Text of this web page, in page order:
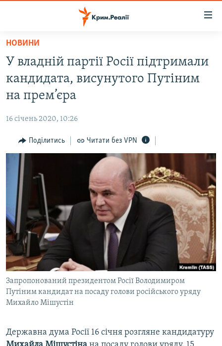
Перейти
основного
матеріалу
до
основної
Перейти
до
пошуку
ВОДА.КРИМ
ВІДЕО ТА ФОТО
БЛОГИ
ПОГЛЯД
ІНТЕРВ'Ю
ВСЕ ЗА ДЕНЬ
СПЕЦПРОЕКТИ
ДЕПОРТАЦІЯ
ВІДЕОУРОКИ «ELIFBE»
СВІДЧЕННЯ ОКУПАЦІЇ
УКРАЇНСЬКА ПРОБЛЕМА КРИМУ
ІНФОГРАФІКА
ЯК ОБІЙТИ БЛОКУВАННЯ
Русский
Qırımtatar
ДОЛУЧАЙСЯ!
Усі сайти RFE/RL
НОВИНИ
У владній партії Росії підтримали
кандидата, висунутого Путіним
на прем’єра
16 січень 2020, 10:26
Поділитись Читати без VPN
Запропонований президентом Росії Володимиром
Путіним кандидат на посаду голови російського уряду
Михайло Мішустін
Державна дума Росії 16 січня розгляне кандидатуру